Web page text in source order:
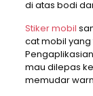
di atas bodi
Stiker mobil
cat mobil
mau dilepas
memudar